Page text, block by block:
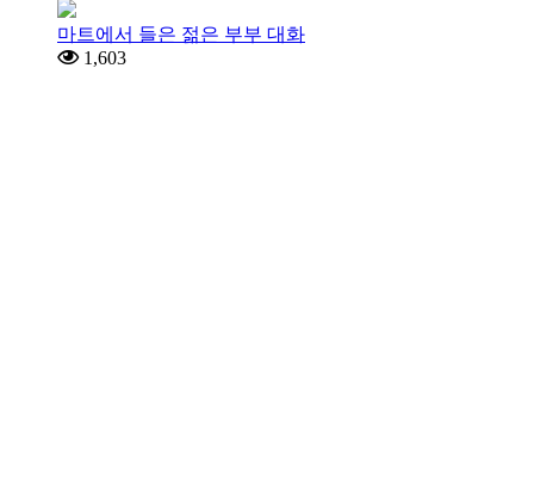
마트에서 들은 젊은 부부 대화
1,603